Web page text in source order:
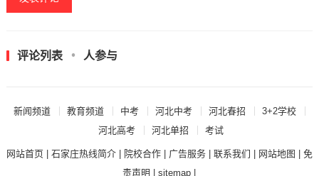
评论列表 人参与
新闻频道 教育频道 中考 河北中考 河北春招
3+2学校
河北高考
河北单招 考试
网站首页| 石家庄热线简介| 院校合作| 广告服务| 联系我们 网站地图
免
责声明
|sitemap